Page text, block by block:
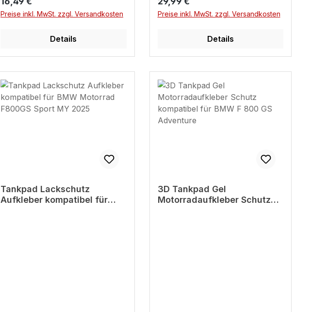
Preise inkl. MwSt. zzgl. Versandkosten
Details
Preise inkl. MwSt. zzgl. Versandkosten
Details
Tankpad Lackschutz
Aufkleber kompatibel für
3D Tankpad Gel
Motorradaufkleber Schutz